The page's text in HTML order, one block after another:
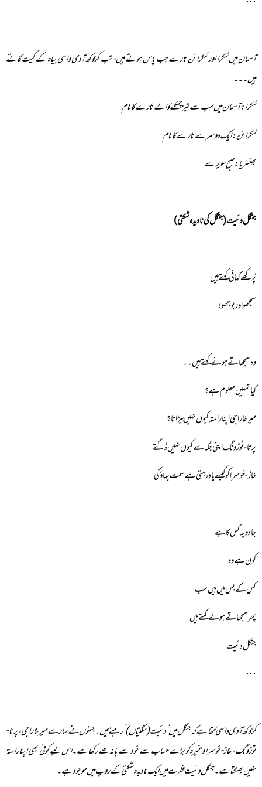
آسمان میں سُکرا اور سُکرائن تارے جب پاس ہوتے ہیں، تب کڑوکھ آدی واسی بیاہ کے گیت گاتے
ہیں۔۔۔
سُکرا: آسمان میں سب سے تیز چمکنے والے تارے کا نام
سُکرائن: ایک دوسرے تارے کا نام
بھِنسریا: صبح سویرے
جنگل دئیت (جنگل کی نادیدہ شکتی)
پُرکھے کہانی کہتے ہیں
سمجھو اور بوجھو!
وہ سمجھاتے ہوئے کہتے ہیں۔۔
کیا تمہیں معلوم ہے؟
میرخا راجی اپنا راستہ کیوں نہیں بیڑاتا؟
پرتا-ٹوڑونگ اپنی جگہ سے کیوں نہیں ڈِگتے
خاڑ-خوسرا کو کیسے یاد رہتی ہے سمت بہاؤ کی
جادو یہ کس کا ہے
کون ہے وہ
کس کے بس میں ہیں سب
پھر سمجھاتے ہوئے کہتے ہیں
جنگل دئیت
٠٠٠
کڑوکھ آدی واسی کتھا ہے کہ جنگل میں ‘دئیت(شکتیاں)’ رہتے ہیں۔جنہوں نے سارے میرخا راجی، پرتا-
توڑونگ، خاڑ-خوسرا وغیرہ کو بڑے حساب سے خود سے باندھے رکھا ہے۔اس لیے کوئی بھی اپنا راستہ
نہیں بھٹکتا ہے۔جنگل دئیت فطرت میں ایک نادیدہ شکتی کے روپ میں موجود ہے۔